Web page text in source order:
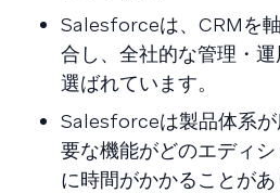
Salesforceは、CRMを
合し、全社的な管理・
選ばれています。
Salesforceは製品体系
要な機能がどのエディ
に時間がかかることがあ